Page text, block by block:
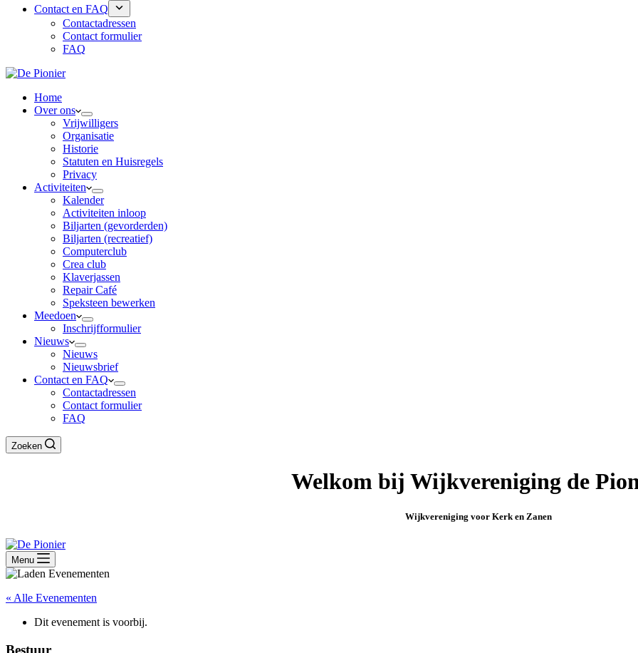
Contact en FAQ
Contactadressen
Contact formulier
FAQ
Home
Over ons
Vrijwilligers
Organisatie
Historie
Statuten en Huisregels
Privacy
Activiteiten
Kalender
Activiteiten inloop
Biljarten (gevorderden)
Biljarten (recreatief)
Computerclub
Crea club
Klaverjassen
Repair Café
Speksteen bewerken
Meedoen
Inschrijfformulier
Nieuws
Nieuws
Nieuwsbrief
Contact en FAQ
Contactadressen
Contact formulier
FAQ
Zoeken
Welkom bij Wijkvereniging de
Wijkvereniging voor Kerk en Zanen
Menu
« Alle Evenementen
Dit evenement is voorbij.
Bestuur